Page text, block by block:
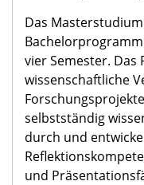
Das
vier Semester.
wissenschaftliche
selbstständig
durch und
und